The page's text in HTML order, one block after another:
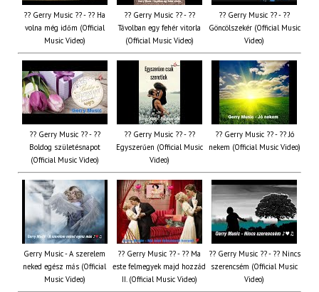
?? Gerry Music ?? - ?? Ha
volna még időm (Official
Music Video)
?? Gerry Music ?? - ??
Távolban egy fehér vitorla
(Official Music Video)
?? Gerry Music ?? - ??
Göncölszekér (Official Music
Video)
?? Gerry Music ?? - ??
Boldog születésnapot
(Official Music Video)
?? Gerry Music ?? - ??
Egyszerűen (Official Music
Video)
?? Gerry Music ?? - ?? Jó
nekem (Official Music Video)
Gerry Music - A szerelem
neked egész más (Official
Music Video)
?? Gerry Music ?? - ?? Ma
este felmegyek majd hozzád
II. (Official Music Video)
?? Gerry Music ?? - ?? Nincs
szerencsém (Official Music
Video)